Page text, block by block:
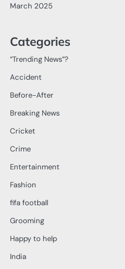
March 2025
Categories
“Trending News”?
Accident
Before-After
Breaking News
Cricket
Crime
Entertainment
Fashion
fifa football
Grooming
Happy to help
India